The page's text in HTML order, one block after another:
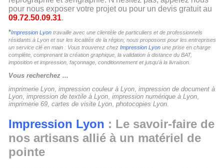
pour nous exposer votre projet ou pour un devis gratuit au
09.72.50.09.31.
*Impression Lyon travaille avec une clientèle de particuliers et de professionnels
résidants à Lyon et sur les localités de la région; nous proposons pour les entreprises
un service clé en main : Vous trouverez chezImpression Lyon une prise en charge
complète, comprenant la création graphique, la validation à distance du BAT,
imposition et impression, façonnage, conditionnement et jusqu'à la livraison.
Vous recherchez ...
imprimerie Lyon,impression couleur à Lyon,impression de document à
Lyon,impression de textile à Lyon,impression numérique à Lyon,
imprimerie 69,cartes de visite Lyon,photocopies Lyon.
Impression Lyon : Le savoir-faire de
nos artisans allié à un matériel de
pointe